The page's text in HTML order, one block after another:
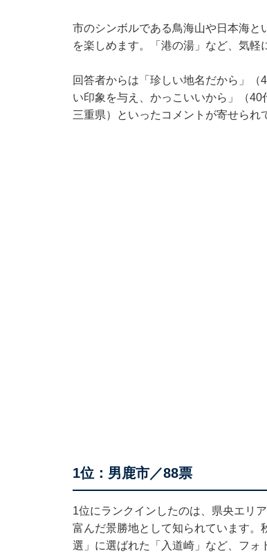
市のシンボルである鳥海山や日本海と
を楽しめます。「港の湯」など、気軽
回答者からは「珍しい地名だから」
い印象を与え、かっこいいから」（
三重県）といったコメントが寄せられ
1位：男鹿市／88票
1位にランクインしたのは、県央エリ
富んだ景勝地として知られています
選」に選ばれた「入道崎」など、フォ